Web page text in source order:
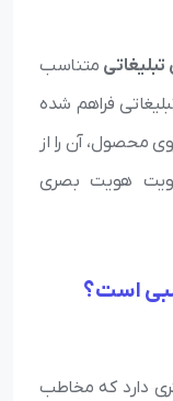
متناسب
فراهم شده
محصول، آن را از
هویت بصری
است؟
دارد که مخاطب